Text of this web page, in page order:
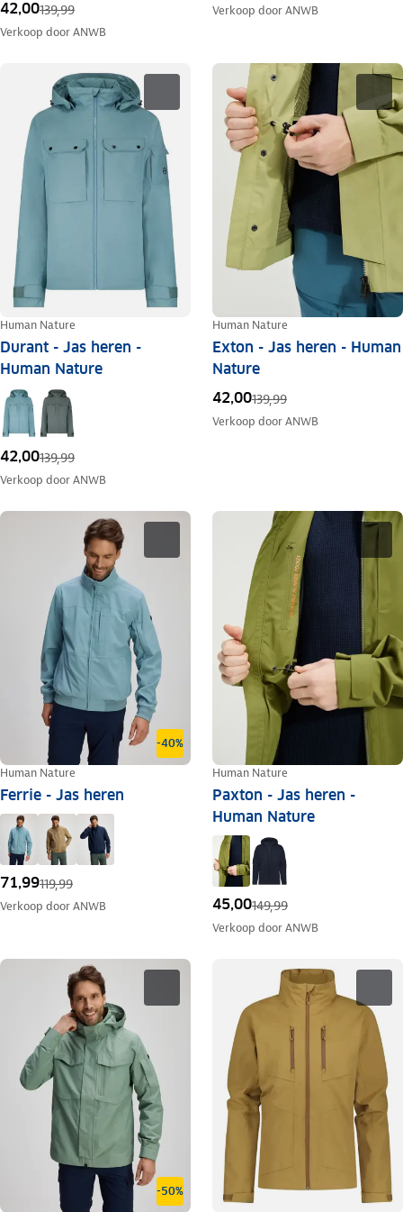
42,00139,99
Verkoop doorANWB
Verkoop doorANWB
Human Nature
Durant - Jas heren -
Human Nature
42,00139,99
Verkoop doorANWB
Human Nature
Exton - Jas heren - Human
Nature
42,00139,99
Verkoop doorANWB
-40%
Human Nature
Ferrie - Jas heren
71,99119,99
Verkoop doorANWB
Human Nature
Paxton - Jas heren -
Human Nature
45,00149,99
Verkoop doorANWB
-50%